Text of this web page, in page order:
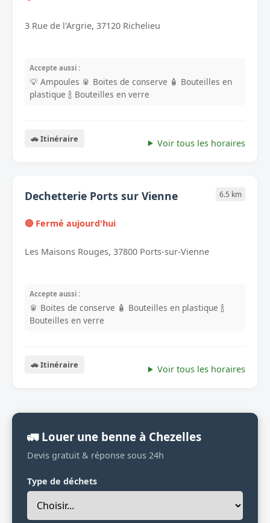
3 Rue de l'Argrie, 37120 Richelieu
Accepte aussi :
💡 Ampoules 🥫 Boites de conserve 🧴 Bouteilles en
plastique 🍾 Bouteilles en verre
🚗 Itinéraire Voir tous les horaires
Dechetterie Ports sur Vienne 6.5 km
🔴 Fermé aujourd'hui
Les Maisons Rouges, 37800 Ports-sur-Vienne
Accepte aussi :
🥫 Boites de conserve 🧴 Bouteilles en plastique 🍾
Bouteilles en verre
🚗 Itinéraire Voir tous les horaires
🚛 Louer une benne à Chezelles
Devis gratuit & réponse sous 24h
Type de déchets